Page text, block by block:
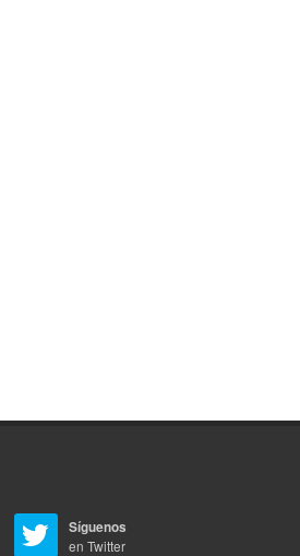
Síguenos
en Twitter